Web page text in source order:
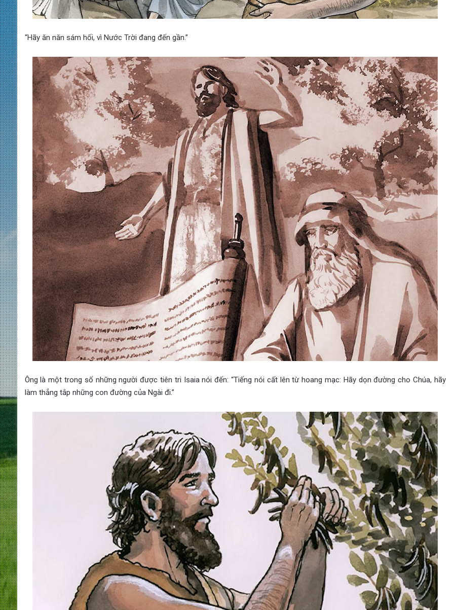
“Hãy ăn năn sám hối, vì Nước Trời đang đến gần.”
Ông là một trong số những người được tiên tri Isaia nói đến: “Tiếng nói cất lên từ hoang mạc: Hãy dọn đường cho Chúa, hãy
làm thẳng tắp những con đường của Ngài đi.”